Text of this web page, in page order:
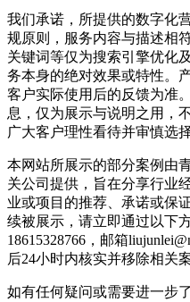
我们承诺，所提供的数字化
规原则，服务内容与描述相
关键词等仅为搜索引擎优化
务本身的绝对效果或特性。
客户实际使用后的反馈为准
息，仅为展示与说明之用，
广大客户理性看待并审慎选择
本网站所展示的部分案例由
关公司提供，旨在分享行业
业或项目的推荐、承诺或保
续被展示，请立即通过以下
18615328766，邮箱
后24小时内核实并移除相关案
如有任何疑问或需要进一步